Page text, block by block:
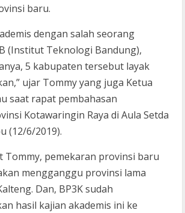
baru.
dengan salah seorang
(Institut Teknologi Bandung),
5 kabupaten tersebut layak
ujar Tommy yang juga Ketua
saat rapat pembahasan
Kotawaringin Raya di Aula Setda
(12/6/2019).
Tommy, pemekaran provinsi baru
mengganggu provinsi lama
Dan, BP3K sudah
hasil kajian akademis ini ke